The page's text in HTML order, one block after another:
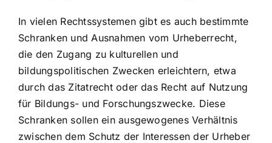
In vielen Rechtssystemen gibt es auch bestimmte
Schranken und Ausnahmen vom Urheberrecht,
die den Zugang zu kulturellen und
bildungspolitischen Zwecken erleichtern, etwa
durch das Zitatrecht oder das Recht auf Nutzung
für Bildungs- und Forschungszwecke. Diese
Schranken sollen ein ausgewogenes Verhältnis
zwischen dem Schutz der Interessen der Urheber